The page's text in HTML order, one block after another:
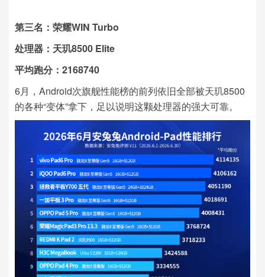
第三名：荣耀WIN Turbo
处理器：天玑8500 Elite
平均跑分：2168740
6月，Android次旗舰性能榜的前列依旧全部被天玑8500
的各种“变体”拿下，足以说明这颗处理器的强大可靠。